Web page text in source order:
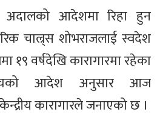
अदालको आदेशमा रिहा हुन
चाल्र्स शोभराजलाई स्वदेश
१९ वर्षदेखि कारागारमा रहेका
आदेश अनुसार आज
कारागारले जनाएको छ ।